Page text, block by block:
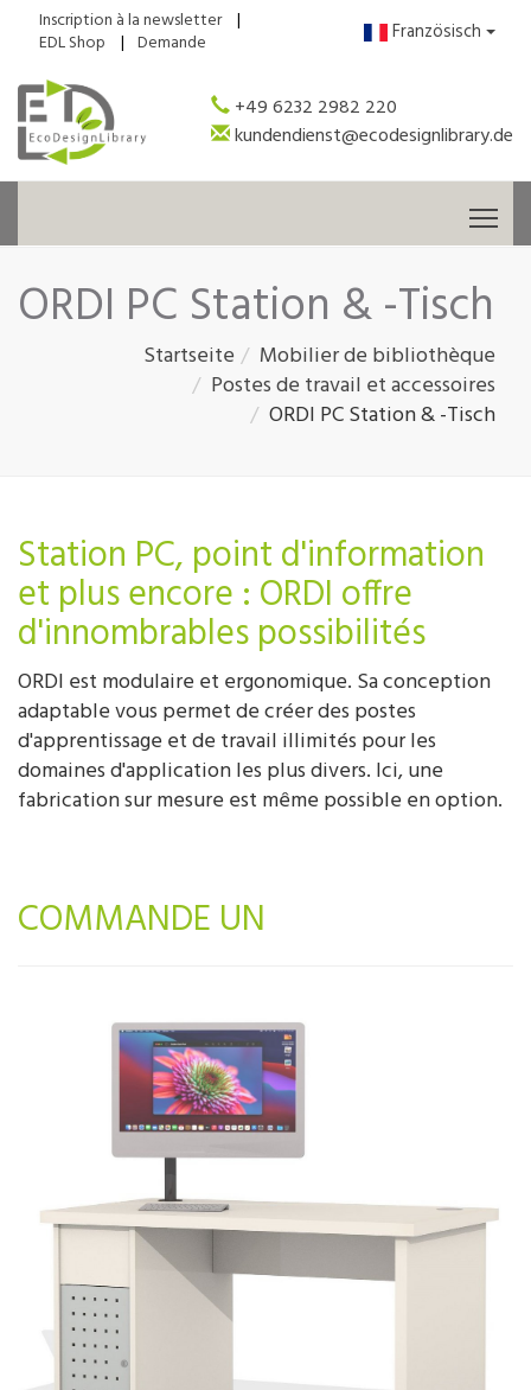
Inscription à la newsletter
EDL Shop
Demande Französisch
+49 6232 2982 220
kundendienst@ecodesignlibrary.de
ORDI PC Station & -Tisch
Startseite
Mobilier de bibliothèque
Postes de travail et accessoires
ORDI PC Station & -Tisch
Station PC, point d'information
et plus encore : ORDI offre
d'innombrables possibilités
ORDI est modulaire et ergonomique. Sa conception
adaptable vous permet de créer des postes
d'apprentissage et de travail illimités pour les
domaines d'application les plus divers. Ici, une
fabrication sur mesure est même possible en option.
COMMANDE UN